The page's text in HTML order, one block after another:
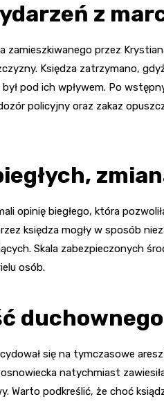
z
zamieszkiwanego przez
Księdza zatrzymano,
pod ich wpływem. Po
policyjny oraz zakaz
opinię biegłego, która
księdza mogły w sposób
Skala zabezpieczonych
osób.
się na tymczasowe
natychmiast
Warto podkreślić, że choć